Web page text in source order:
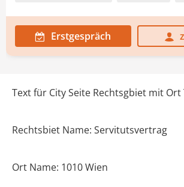
Erstgespräch
Text für City Seite Rechtsgbiet mit Ort
Rechtsbiet Name: Servitutsvertrag
Ort Name: 1010 Wien